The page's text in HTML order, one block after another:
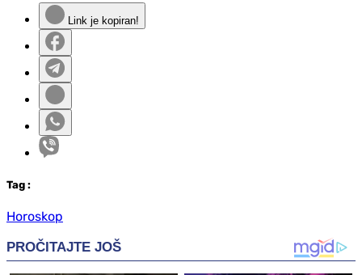
Link je kopiran!
Tag :
Horoskop